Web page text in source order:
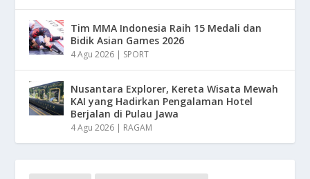
Tim MMA Indonesia Raih 15 Medali dan
Bidik Asian Games 2026
4 Agu 2026 | SPORT
Nusantara Explorer, Kereta Wisata Mewah
KAI yang Hadirkan Pengalaman Hotel
Berjalan di Pulau Jawa
4 Agu 2026 | RAGAM